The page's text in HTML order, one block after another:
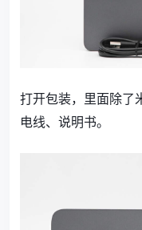
打开包装，里面除了
电线、说明书。